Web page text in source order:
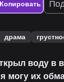
Копировать
драма
воду в
могу их